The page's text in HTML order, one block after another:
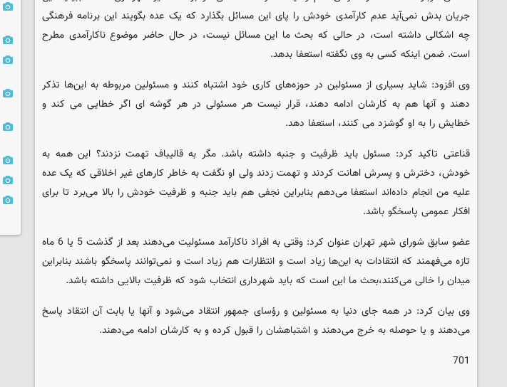
جریان بدش نمی‌آید عدم کارآمدی خودش را پای این مسائل بگذارد که یک عده بگویند این برنامه فرهنگی
چه اشکالی داشته است، در حالی که بحث ما این مسائل نیست، در حال حاضر موضوع ناکارآمدی مطرح
است. ضمن اینکه کسی به وی نگفته استعفا بدهد.
وی افزود: شاید بسیاری از مسئولین در حوزه‌های کاری خود اشتباه کنند و مسئولین مربوطه به این‌ها تذکر
دهند و آنها هم به کارشان ادامه دهند، قرار نیست هر مسئولی در هر گوشه ای اگر خطایی می کند و
خطایش را به او گوشزد می کنند، استعفا دهد.
قناعتی تاکید کرد: مسئول باید ظرفیت و جنبه داشته باشد. مگر به قالیباف تهمت نزدند؟ این همه به
خودش، دخترش و پسرش اهانت کردند و تهمت زدند ولی او نگفت به خاطر کارهای غیر اخلاقی که یک عده
علیه من انجام داده‌اند استعفا می‌دهم بنابراین نجفی هم باید جنبه و ظرفیت خودش را بالا می‌برد تا برای
افکار عمومی پاسخگو باشد.
عضو سابق شورای شهر تهران عنوان کرد: وقتی به افراد ناکارآمد مسئولیت می‌دهند بعد از گذشت 5 یا 6 ماه
تازه می‌فهمند که انتقادات به این‌ها زیاد است و انتظارات هم زیاد است و نمی‌توانند پاسخگو باشند بنابراین
میدان را خالی می‌کنند،بحث ما این است که باید شهرداری انتخاب شود که ظرفیت بالایی داشته باشد.
وی بیان کرد: در همه جای دنیا به مسئولین و رؤسای جمهور انتقاد می‌شود و آنها یا بابت آن انتقاد پاسخ
می‌دهند و یا حوصله به خرج می‌دهند و اشتباهشان را قبول کرده و به کارشان ادامه می‌دهند.
701